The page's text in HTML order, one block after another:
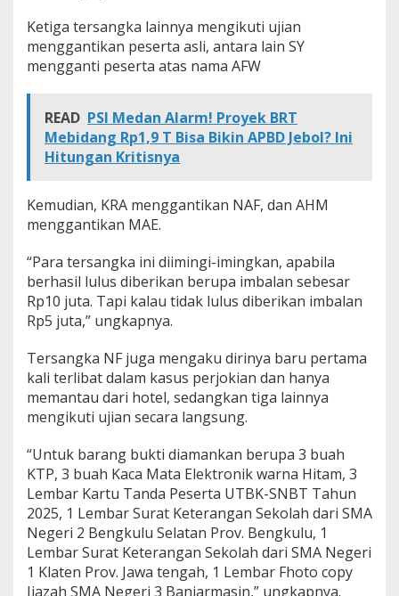
Ketiga tersangka lainnya mengikuti ujian
menggantikan peserta asli, antara lain SY
mengganti peserta atas nama AFW
READ PSI Medan Alarm! Proyek BRT
Mebidang Rp1,9 T Bisa Bikin APBD Jebol? Ini
Hitungan Kritisnya
Kemudian, KRA menggantikan NAF, dan AHM
menggantikan MAE.
“Para tersangka ini diimingi-imingkan, apabila
berhasil lulus diberikan berupa imbalan sebesar
Rp10 juta. Tapi kalau tidak lulus diberikan imbalan
Rp5 juta,” ungkapnya.
Tersangka NF juga mengaku dirinya baru pertama
kali terlibat dalam kasus perjokian dan hanya
memantau dari hotel, sedangkan tiga lainnya
mengikuti ujian secara langsung.
“Untuk barang bukti diamankan berupa 3 buah
KTP, 3 buah Kaca Mata Elektronik warna Hitam, 3
Lembar Kartu Tanda Peserta UTBK-SNBT Tahun
2025, 1 Lembar Surat Keterangan Sekolah dari SMA
Negeri 2 Bengkulu Selatan Prov. Bengkulu, 1
Lembar Surat Keterangan Sekolah dari SMA Negeri
1 Klaten Prov. Jawa tengah, 1 Lembar Fhoto copy
Ijazah SMA Negeri 3 Banjarmasin,” ungkapnya.